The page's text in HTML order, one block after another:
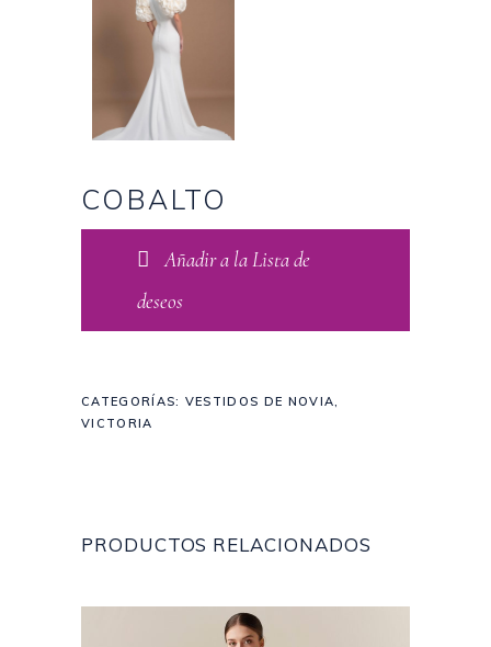
COBALTO
Añadir a la Lista de
deseos
CATEGORÍAS: VESTIDOS DE NOVIA,
VICTORIA
PRODUCTOS RELACIONADOS